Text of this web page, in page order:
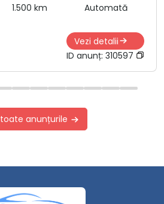
1.500 km Automată
Vezi detalii
ID anunț: 310597
anunțurile